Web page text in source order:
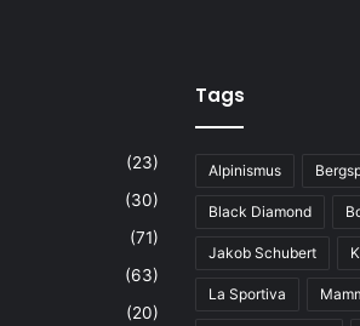
(23)
(30)
(71)
(63)
(20)
Tags
Alpinismus
Black Diamond
Jakob Schubert
La Sportiva